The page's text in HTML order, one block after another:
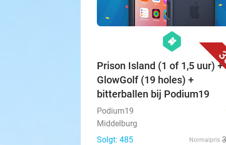
hexagon
events
Prison Island (1 of 1,5 uur)
GlowGolf (19 holes) +
bitterballen bij Podium19
Podium19
Middelburg
Solgt: 485